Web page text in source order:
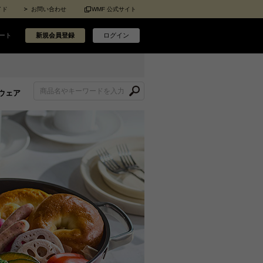
ド お問い合わせ WMF 公式サイト
ト 新規会員登録 ログイン
ェア